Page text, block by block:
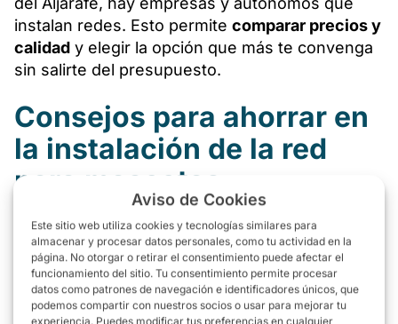
Aviso de Cookies
Este sitio web utiliza cookies y tecnologías similares para
almacenar y procesar datos personales, como tu actividad en la
página. No otorgar o retirar el consentimiento puede afectar el
funcionamiento del sitio. Tu consentimiento permite procesar
datos como patrones de navegación e identificadores únicos, que
podemos compartir con nuestros socios o usar para mejorar tu
experiencia. Puedes modificar tus preferencias en cualquier
instalan redes. Esto permite comparar precios y
calidad y elegir la opción que más te convenga
sin salirte del presupuesto.
Consejos para ahorrar en
la instalación de la red
para mascotas
Si quieres instalar una red en tu balcón sin
gastar de más, estos trucos te ayudarán:
Compara varios presupuestos: Pide precios a
diferentes instaladores en Sevilla para tener